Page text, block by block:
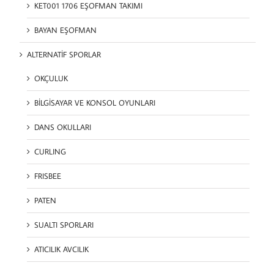
KET001 1706 EŞOFMAN TAKIMI
BAYAN EŞOFMAN
ALTERNATİF SPORLAR
OKÇULUK
BİLGİSAYAR VE KONSOL OYUNLARI
DANS OKULLARI
CURLING
FRISBEE
PATEN
SUALTI SPORLARI
ATICILIK AVCILIK